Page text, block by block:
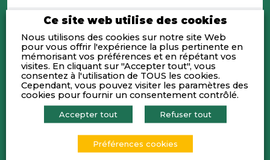
Ce site web utilise des cookies
Nous utilisons des cookies sur notre site Web
pour vous offrir l'expérience la plus pertinente en
mémorisant vos préférences et en répétant vos
visites. En cliquant sur "Accepter tout", vous
consentez à l'utilisation de TOUS les cookies.
Cependant, vous pouvez visiter les paramètres des
cookies pour fournir un consentement contrôlé.
Accepter tout Refuser tout
Préférences cookies